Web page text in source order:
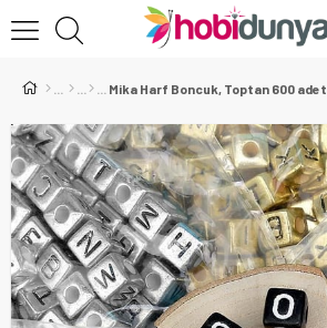
Mika Harf Boncuk, Toptan 600 adet